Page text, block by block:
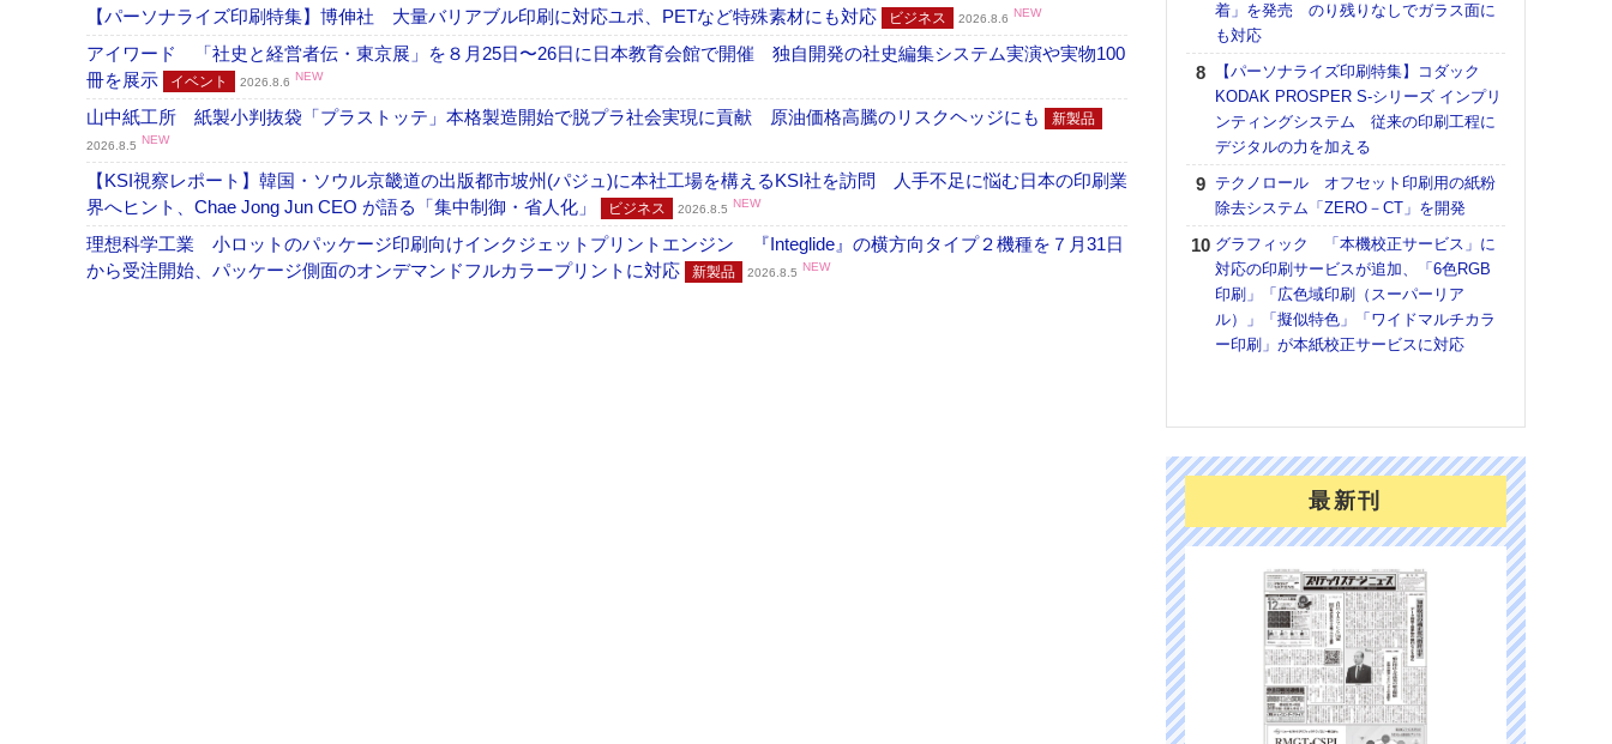
【パーソナライズ印刷特集】博伸社 大量バリアブル印刷に対応ユポ、PETなど特殊素材にも対応 ビジネス 2026.8.6 NEW
アイワード 「社史と経営者伝・東京展」を８月25日〜26日に日本教育会館で開催 独自開発の社史編集システム実演や実物100
冊を展示
イベント 2026.8.6 NEW
山中紙工所 紙製小判抜袋「プラストッテ」本格製造開始で脱プラ社会実現に貢献 原油価格高騰のリスクヘッジにも 新製品
2026.8.5 NEW
【KSI視察レポート】韓国・ソウル京畿道の出版都市坡州(パジュ)に本社工場を構えるKSI社を訪問 人手不足に悩む日本の印刷業
界へヒント、Chae Jong Jun CEO が語る「集中制御・省人化」
ビジネス 2026.8.5 NEW
理想科学工業 小ロットのパッケージ印刷向けインクジェットプリントエンジン 『Integlide』の横方向タイプ２機種を７月31日
から受注開始、パッケージ側面のオンデマンドフルカラープリントに対応
新製品 2026.8.5 NEW
着」を発売 のり残りなしでガラス面に
も対応
【パーソナライズ印刷特集】コダック
KODAK PROSPER S-シリーズ インプリ
ンティングシステム 従来の印刷工程に
デジタルの力を加える
テクノロール オフセット印刷用の紙粉
除去システム「ZERO－CT」を開発
グラフィック 「本機校正サービス」に
対応の印刷サービスが追加、「6色RGB
印刷」「広色域印刷（スーパーリア
ル）」「擬似特色」「ワイドマルチカラ
ー印刷」が本紙校正サービスに対応
最新刊